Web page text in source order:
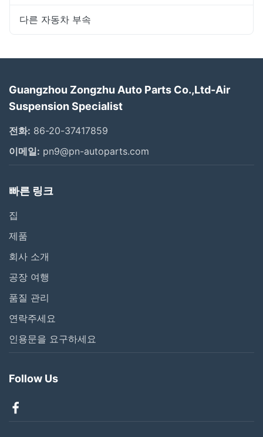
다른 자동차 부속
Guangzhou Zongzhu Auto Parts Co.,Ltd-Air
Suspension Specialist
전화: 86-20-37417859
이메일: pn9@pn-autoparts.com
빠른 링크
집
제품
회사 소개
공장 여행
품질 관리
연락주세요
인용문을 요구하세요
Follow Us